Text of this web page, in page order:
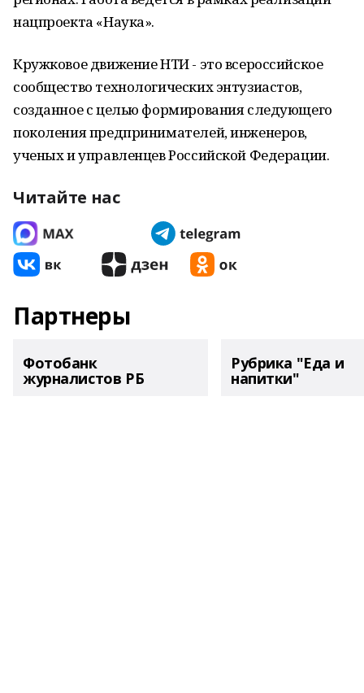
нацпроекта «Наука».
Кружковое движение НТИ - это всероссийское
сообщество технологических энтузиастов,
созданное с целью формирования следующего
поколения предпринимателей, инженеров,
ученых и управленцев Российской Федерации.
Читайте нас
Партнеры
Фотобанк
журналистов РБ
Рубрика "Еда и
напитки"